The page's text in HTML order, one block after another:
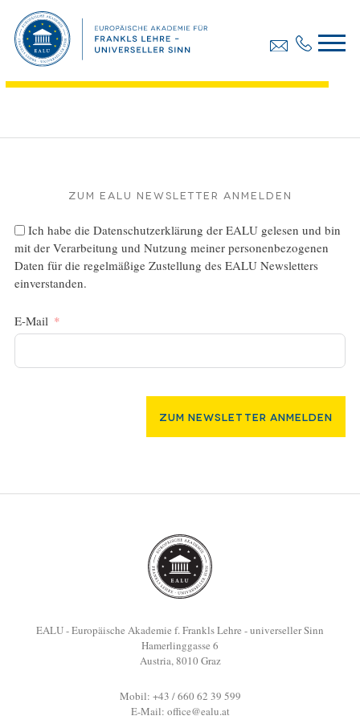
Diplomarbeit, Judith Zöhrer-Erdt
Dateigröße:
Zum EALU Newsletter anmelden
Ich habe die Datenschutzerklärung der EALU gelesen und bin
mit der Verarbeitung und Nutzung meiner personenbezogenen
Daten für die regelmäßige Zustellung des EALU Newsletters
einverstanden.
E-Mail
Zum Newsletter Anmelden
EALU - Europäische Akademie f. Frankls Lehre - universeller Sinn
Hamerlinggasse 6
Austria, 8010 Graz
Mobil: +43 / 660 62 39 599
E-Mail: office@ealu.at